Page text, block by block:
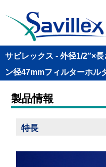
サビレックス - 外径1/2″×
ン径47mmフィルターホル
製品情報
特長